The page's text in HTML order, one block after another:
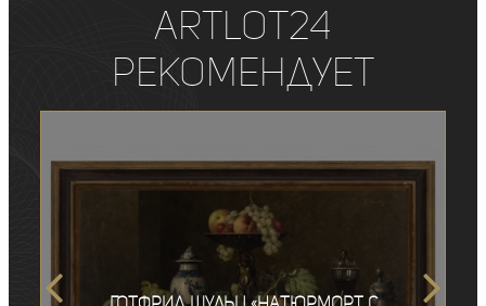
ArtLot24
рекомендует